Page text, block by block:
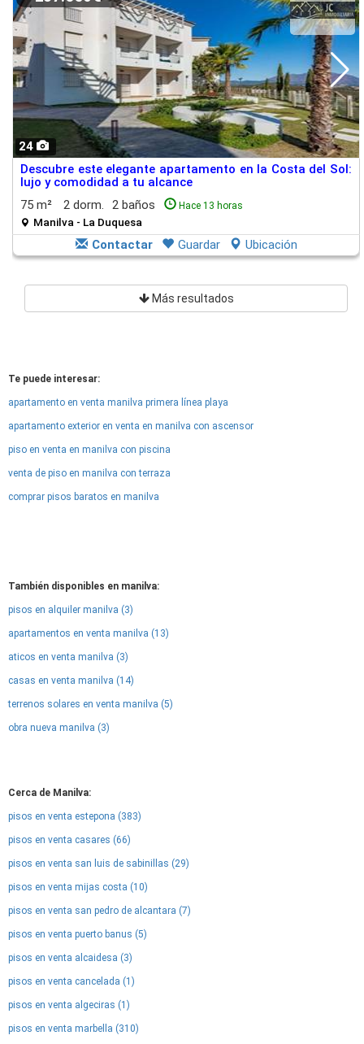
24
Descubre este elegante apartamento en la Costa del Sol:
lujo y comodidad a tu alcance
75 m²
2 dorm. 2 baños Hace 13 horas
Manilva - La Duquesa
Contactar Guardar Ubicación
Más resultados
Te puede interesar:
apartamento en venta manilva primera línea playa
apartamento exterior en venta en manilva con ascensor
piso en venta en manilva con piscina
venta de piso en manilva con terraza
comprar pisos baratos en manilva
También disponibles en manilva:
pisos en alquiler manilva (3)
apartamentos en venta manilva (13)
aticos en venta manilva (3)
casas en venta manilva (14)
terrenos solares en venta manilva (5)
obra nueva manilva (3)
Cerca de Manilva:
pisos en venta estepona (383)
pisos en venta casares (66)
pisos en venta san luis de sabinillas (29)
pisos en venta mijas costa (10)
pisos en venta san pedro de alcantara (7)
pisos en venta puerto banus (5)
pisos en venta alcaidesa (3)
pisos en venta cancelada (1)
pisos en venta algeciras (1)
pisos en venta marbella (310)